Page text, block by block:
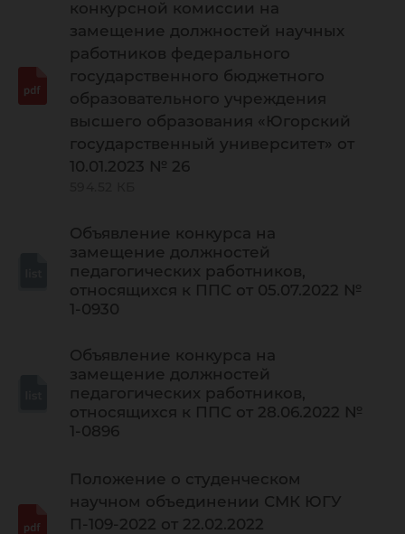
конкурсной комиссии на
замещение должностей научных
работников федерального
государственного бюджетного
образовательного учреждения
высшего образования «Югорский
государственный университет» от
10.01.2023 № 26
Объявление конкурса на
замещение должностей
педагогических работников,
относящихся к ППС от 05.07.2022 №
1-0930
Объявление конкурса на
замещение должностей
педагогических работников,
относящихся к ППС от 28.06.2022 №
1-0896
Положение о студенческом
научном объединении СМК ЮГУ
П-109-2022 от 22.02.2022